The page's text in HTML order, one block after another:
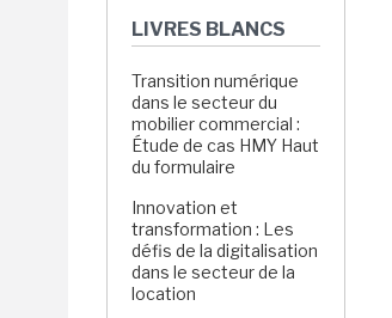
LIVRES BLANCS
Transition numérique
dans le secteur du
mobilier commercial :
Étude de cas HMY Haut
du formulaire
Innovation et
transformation : Les
défis de la digitalisation
dans le secteur de la
location